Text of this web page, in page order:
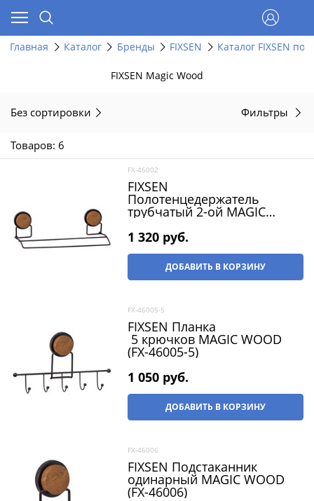
Главная Каталог Бренды FIXSEN Каталог FIXSEN по
FIXSEN Magic Wood
Без сортировки Фильтры
Товаров: 6
FX-46002
FIXSEN
Полотенцедержатель
трубчатый 2-ой MAGIC
1 320 руб.
ДОБАВИТЬ В КОРЗИНУ
FX-46005-5
FIXSEN Планка
5 крючков MAGIC WOOD
(FX-46005-5)
1 050 руб.
ДОБАВИТЬ В КОРЗИНУ
FX-46006
FIXSEN Подстаканник
одинарный MAGIC WOOD
(FX-46006)